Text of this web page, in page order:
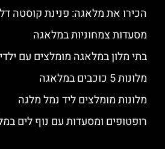
הכירו את מלאגה: פנינת קוסטה
מסעדות צמחוניות במלאגה
בתי מלון במלאגה מומלצים עם
מלונות 5 כוכבים במלאגה
מלונות מומלצים ליד נמל מלגה
רופטופים ומסעדות עם נוף לים